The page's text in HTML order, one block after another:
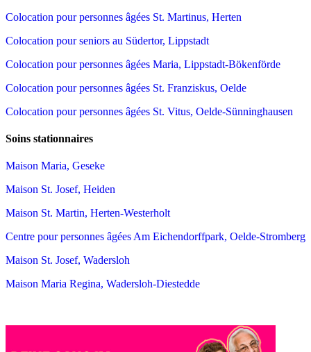
Colocation pour personnes âgées St. Martinus, Herten
Colocation pour seniors au Südertor, Lippstadt
Colocation pour personnes âgées Maria, Lippstadt-Bökenförde
Colocation pour personnes âgées St. Franziskus, Oelde
Colocation pour personnes âgées St. Vitus, Oelde-Sünninghausen
Soins stationnaires
Maison Maria, Geseke
Maison St. Josef, Heiden
Maison St. Martin, Herten-Westerholt
Centre pour personnes âgées Am Eichendorffpark, Oelde-Stromberg
Maison St. Josef, Wadersloh
Maison Maria Regina, Wadersloh-Diestedde